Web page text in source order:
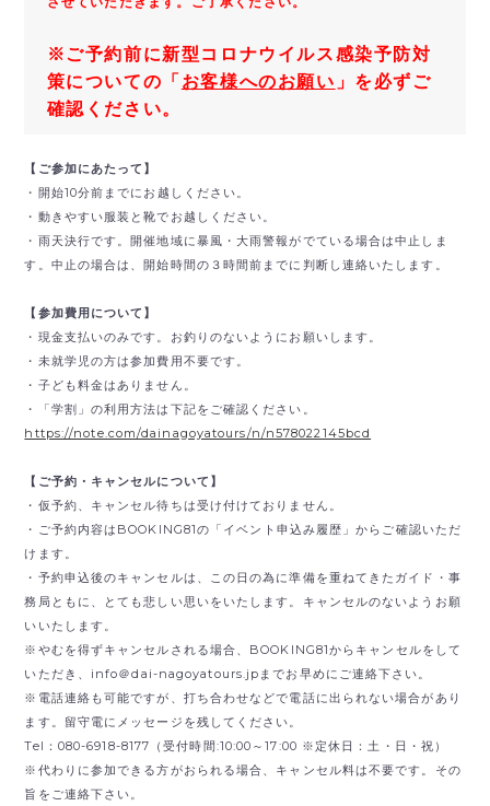
※ご予約前に新型コロナウイルス感染予防対
策についての「 お客様へのお願い 」を必ずご
確認ください。
【ご参加にあたって】
・開始10分前までにお越しください。
・動きやすい服装と靴でお越しください。
・雨天決行です。開催地域に暴風・大雨警報がでている場合は中止しま
す。中止の場合は、開始時間の３時間前までに判断し連絡いたします。
【参加費用について】
・現金支払いのみです。
お釣りのないようにお願いします。
・未就学児の方は参加費用不要です。
・子ども料金はありません。
・「学割」の利用方法は下記をご確認ください。
https://note.com/dainagoyatours/n/n578022145bcd
【ご予約・キャンセルについて】
・仮予約、キャンセル待ちは受け付けておりません。
・ご予約内容はBOOKING81の「イベント申込み履歴」からご確認いただ
けます。
・予約申込後のキャンセルは、この日の為に準備を重ねてきたガイド・事
務局ともに、とても悲しい思いをいたします。キャンセルのないようお願
いいたします。
※やむを得ずキャンセルされる場合、BOOKING81からキャンセルをして
いただき、 info＠dai-nagoyatours.jpまでお早めにご連絡下さい。
※電話連絡も可能ですが、打ち合わせなどで電話に出られない場合があり
ます。留守電にメッセージを残してください。
Tel：080-6918-8177（受付時間:10:00～17:00 ※定休日：土・日・祝）
※代わりに参加できる方がおられる場合、キャンセル料は不要です。その
旨をご連絡下さい。